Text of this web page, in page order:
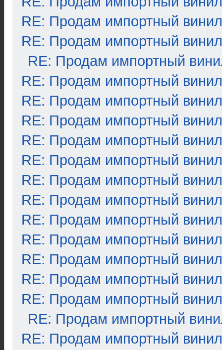
RE: Продам импортный винил
RE: Продам импортный винил
RE: Продам импортный
RE: Продам импортный винил
RE: Продам импортный винил
RE: Продам импортный винил
RE: Продам импортный винил
RE: Продам импортный винил
RE: Продам импортный винил
RE: Продам импортный винил
RE: Продам импортный винил
RE: Продам импортный винил
RE: Продам импортный винил
RE: Продам импортный винил
RE: Продам импортный винил
RE: Продам импортный
RE: Продам импортный винил